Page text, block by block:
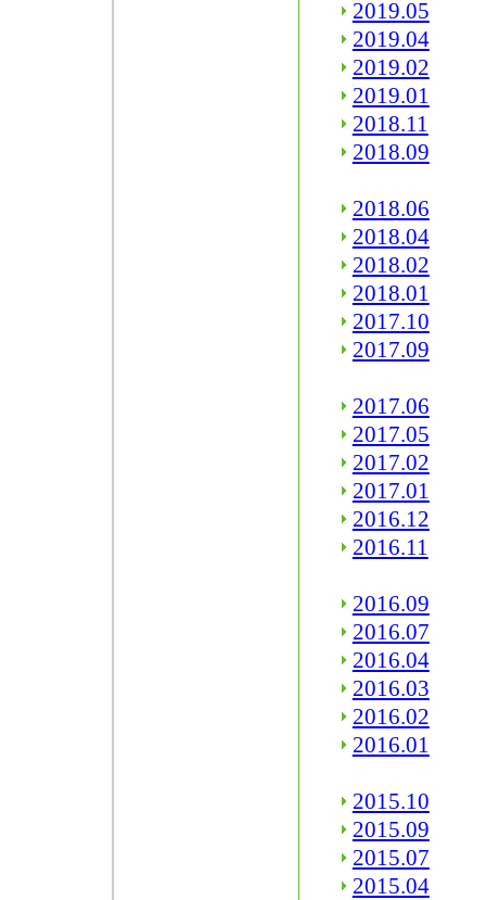
2019.05
2019.04
2019.02
2019.01
2018.11
2018.09
2018.06
2018.04
2018.02
2018.01
2017.10
2017.09
2017.06
2017.05
2017.02
2017.01
2016.12
2016.11
2016.09
2016.07
2016.04
2016.03
2016.02
2016.01
2015.10
2015.09
2015.07
2015.04